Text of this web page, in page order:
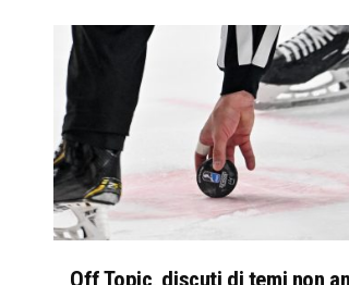
Off Topic, discuti di temi non